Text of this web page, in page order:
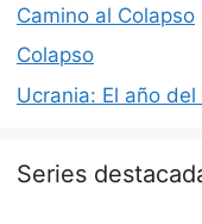
Camino al Colapso
Colapso
Ucrania: El año del
Series